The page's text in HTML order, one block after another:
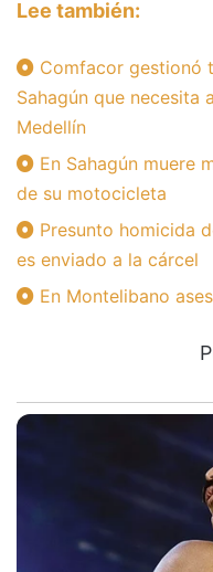
Lee también:
Comfacor gestionó
Sahagún que necesita
Medellín
En Sahagún muere
de su motocicleta
Presunto homicida
es enviado a la cárcel
En Montelibano